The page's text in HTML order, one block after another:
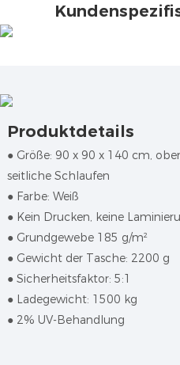
Produktdetails
● Größe: 90 x 90 x 140 cm,
seitliche Schlaufen
● Farbe: Weiß
● Kein Drucken, keine
● Grundgewebe 185 g/m²
● Gewicht der Tasche: 2200 g
● Sicherheitsfaktor: 5:1
● Ladegewicht: 1500 kg
● 2% UV-Behandlung